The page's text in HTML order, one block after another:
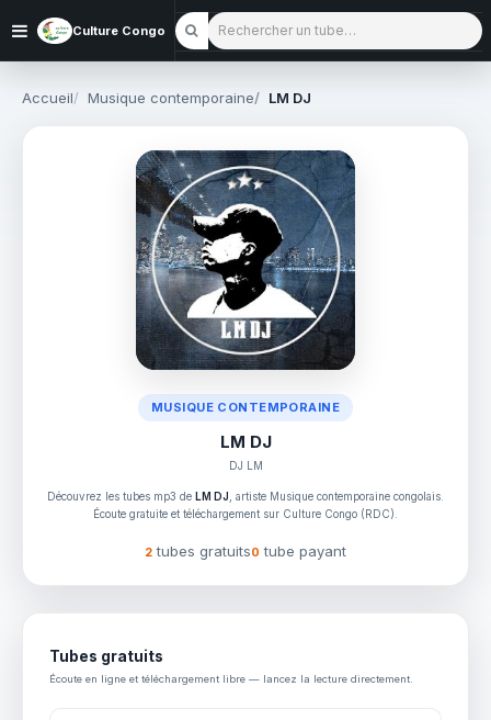
Culture Congo Rechercher un tube
Accueil Musique contemporaine LM DJ
MUSIQUE CONTEMPORAINE
LM DJ
DJ LM
Découvrez les tubes mp3 de LM DJ , artiste Musique contemporaine congolais.
Écoute gratuite et téléchargement sur Culture Congo (RDC).
2 tubes gratuits0 tube payant
Tubes gratuits
Écoute en ligne et téléchargement libre — lancez la lecture directement.